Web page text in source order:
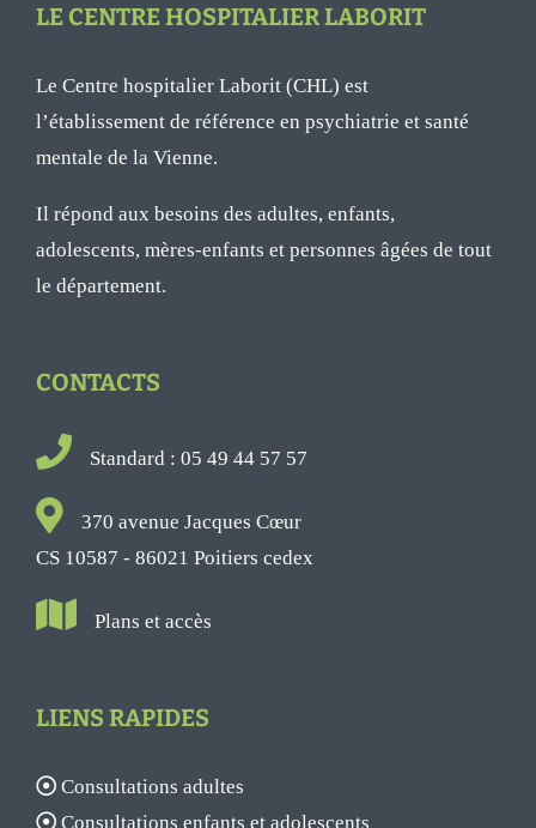
LE CENTRE HOSPITALIER LABORIT
Le Centre hospitalier Laborit (CHL) est
l’établissement de référence en psychiatrie et santé
mentale de la Vienne.
Il répond aux besoins des adultes, enfants,
adolescents, mères-enfants et personnes âgées de tout
le département.
CONTACTS
Standard : 05 49 44 57 57
370 avenue Jacques Cœur
CS 10587 - 86021 Poitiers cedex
Plans et accès
LIENS RAPIDES
Consultations adultes
Consultations enfants et adolescents